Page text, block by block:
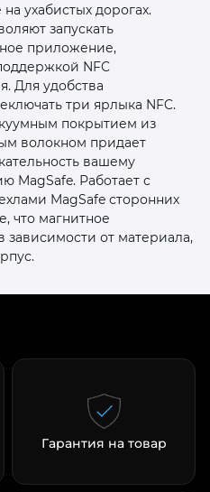
ухабистых дорогах.
запускать
приложение,
NFC
Для удобства
три ярлыка NFC.
покрытием из
волокном придает
вашему
MagSafe. Работает с
MagSafe сторонних
что магнитное
зависимости от материала,
Гарантия на товар